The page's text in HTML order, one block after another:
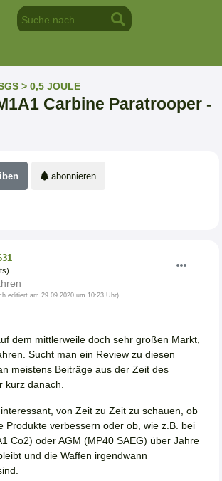
> 0,5 JOULE
Carbine Paratrooper -
abonnieren
editiert am 29.09.2020 um 10:23 Uhr)
dem mittlerweile doch sehr großen Markt,
Sucht man ein Review zu diesen
meistens Beiträge aus der Zeit des
kurz danach.
von Zeit zu Zeit zu schauen, ob
Produkte verbessern oder ob, wie z.B. bei
Co2) oder AGM (MP40 SAEG) über Jahre
und die Waffen irgendwann